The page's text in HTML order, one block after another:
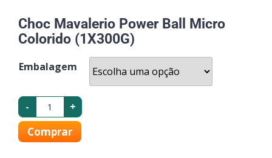
Choc Mavalerio Power Ball Micro
Colorido (1X300G)
Embalagem
- +
Comprar